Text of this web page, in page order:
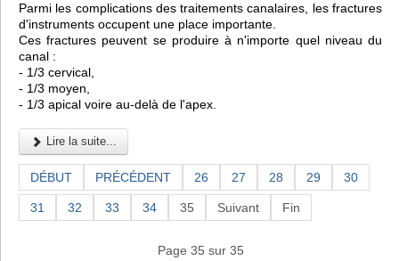
Parmi les complications des traitements canalaires, les fractures
d'instruments occupent une place importante.
Ces fractures peuvent se produire à n'importe quel niveau du
canal :
- 1/3 cervical,
- 1/3 moyen,
- 1/3 apical voire au-delà de l'apex.
Lire la suite...
DÉBUT PRÉCÉDENT 26 27 28 29 30
31 32 33 34 35 Suivant Fin
Page 35 sur 35